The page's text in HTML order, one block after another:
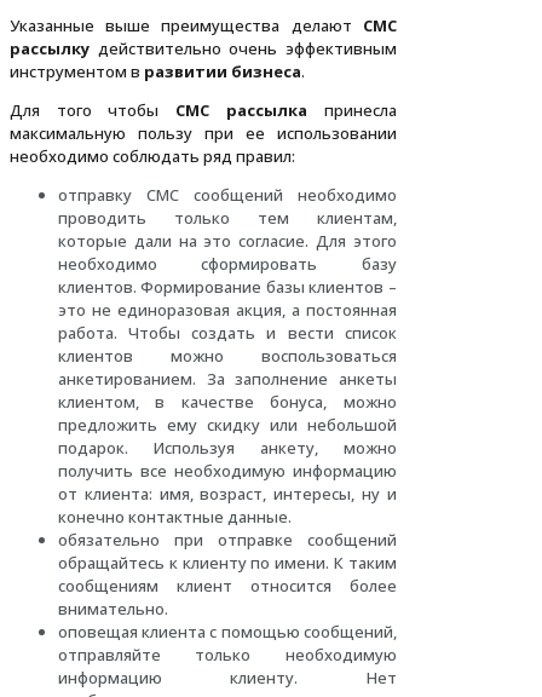
Указанные выше преимущества делают СМС
рассылку действительно очень эффективным
инструментом в развитии бизнеса.
Для того чтобы СМС рассылка принесла
максимальную пользу при ее использовании
необходимо соблюдать ряд правил:
отправку СМС сообщений необходимо
проводить только тем клиентам,
которые дали на это согласие. Для этого
необходимо сформировать базу
клиентов. Формирование базы клиентов –
это не единоразовая акция, а постоянная
работа. Чтобы создать и вести список
клиентов можно воспользоваться
анкетированием. За заполнение анкеты
клиентом, в качестве бонуса, можно
предложить ему скидку или небольшой
подарок. Используя анкету, можно
получить все необходимую информацию
от клиента: имя, возраст, интересы, ну и
конечно контактные данные.
обязательно при отправке сообщений
обращайтесь к клиенту по имени. К таким
сообщениям клиент относится более
внимательно.
оповещая клиента с помощью сообщений,
отправляйте только необходимую
информацию клиенту. Нет